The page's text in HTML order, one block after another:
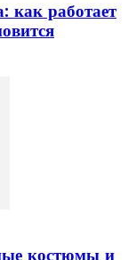
как работает
костюмы и